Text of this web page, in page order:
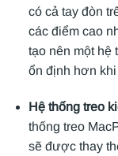
có cả tay đòn
các điểm cao
tạo nên một hệ
ổn định hơn
Hệ thống treo
thống treo
sẽ được thay